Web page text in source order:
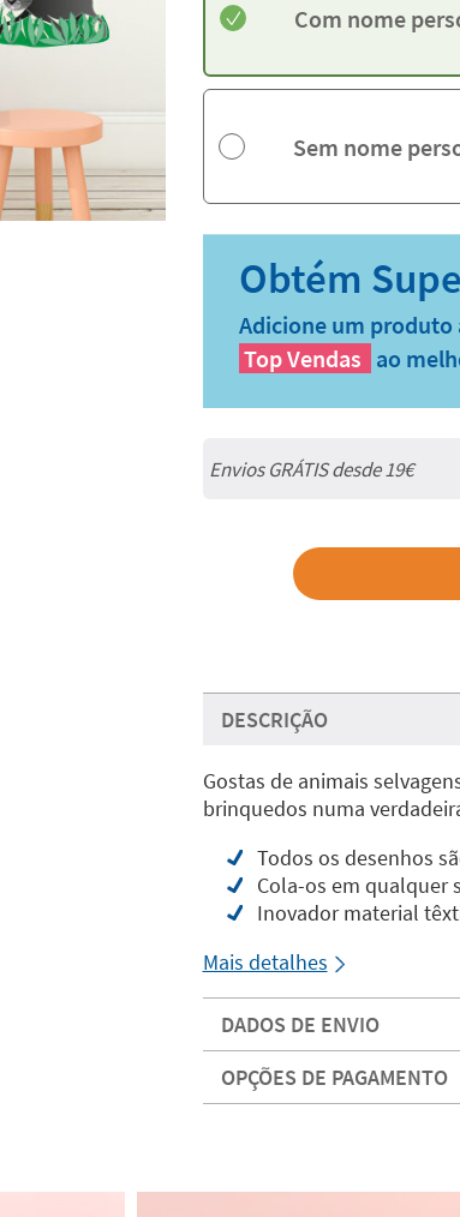
Com nome
Sem nome
Adicione um produto
Top Vendas ao
Envios GRÁTIS desde 19€
DESCRIÇÃO
Gostas de animais
brinquedos numa
Todos os desenhos
Cola-os em qualquer
Inovador material
Mais detalhes
DADOS DE ENVIO
OPÇÕES DE PAGAMENTO